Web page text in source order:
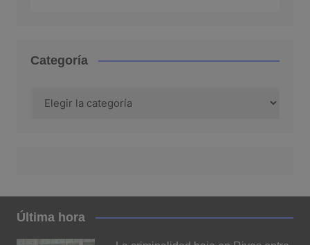
Categoría
Última hora